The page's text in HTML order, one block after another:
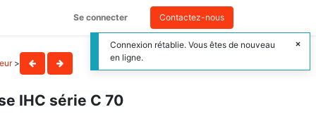
Se connecter Contactez-nous
>
IHC série C 70
Connexion rétablie. Vous êtes de nouveau
en ligne.